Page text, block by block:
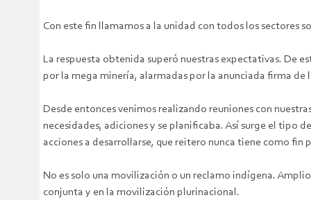
Con este fin llamamos a la unidad con todos los sectores
La respuesta obtenida superó nuestras expectativas. De
por la mega minería, alarmadas por la anunciada firma
Desde entonces venimos realizando reuniones con
necesidades, adiciones y se planificaba. Así surge el tipo
acciones a desarrollarse, que reitero nunca tiene como
No es solo una movilización o un reclamo indígena.
conjunta y en la movilización plurinacional.